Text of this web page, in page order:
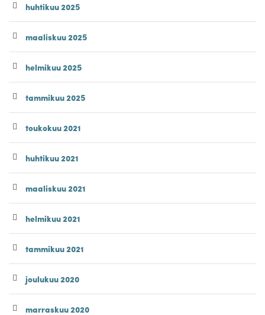
huhtikuu 2025
maaliskuu 2025
helmikuu 2025
tammikuu 2025
toukokuu 2021
huhtikuu 2021
maaliskuu 2021
helmikuu 2021
tammikuu 2021
joulukuu 2020
marraskuu 2020